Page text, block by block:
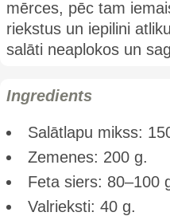
mērces, pēc tam
riekstus un iepilini
salāti neaplokos un
Ingredients
Salātlapu mikss:
Zemenes: 200 g.
Feta siers: 80–100
Valrieksti: 40 g.